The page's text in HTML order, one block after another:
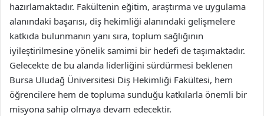
hazırlamaktadır. Fakültenin eğitim, araştırma ve uygulama
alanındaki başarısı, diş hekimliği alanındaki gelişmelere
katkıda bulunmanın yanı sıra, toplum sağlığının
iyileştirilmesine yönelik samimi bir hedefi de taşımaktadır.
Gelecekte de bu alanda liderliğini sürdürmesi beklenen
Bursa Uludağ Üniversitesi Diş Hekimliği Fakültesi, hem
öğrencilere hem de topluma sunduğu katkılarla önemli bir
misyona sahip olmaya devam edecektir.